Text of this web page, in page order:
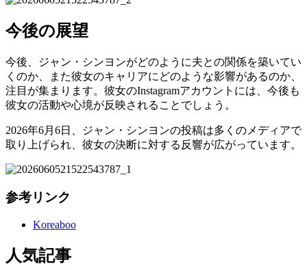
今後の展望
今後、ジャン・シンヨンがどのように夫との関係を築いてい
くのか、また彼女のキャリアにどのような影響があるのか、
注目が集まります。彼女のInstagramアカウントには、今後も
彼女の活動や心境が反映されることでしょう。
2026年6月6日、ジャン・シンヨンの投稿は多くのメディアで
取り上げられ、彼女の決断に対する反響が広がっています。
参考リンク
Koreaboo
人気記事